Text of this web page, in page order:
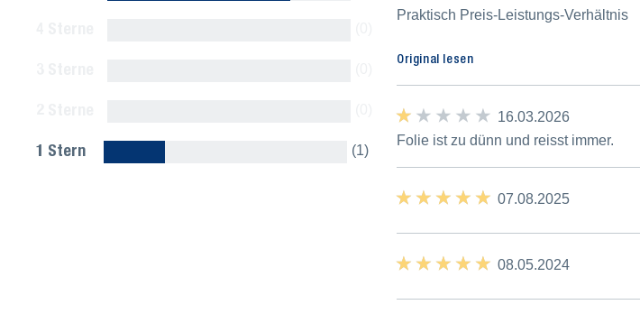
1 Stern (1)
Praktisch Preis-Leistungs-Verhältnis
Original lesen
★ ★ ★ ★ ★
★ ★ ★ ★ ★ 16.03.2026
Folie ist zu dünn und reisst immer.
★ ★ ★ ★ ★
★ ★ ★ ★ ★ 07.08.2025
★ ★ ★ ★ ★
★ ★ ★ ★ ★ 08.05.2024